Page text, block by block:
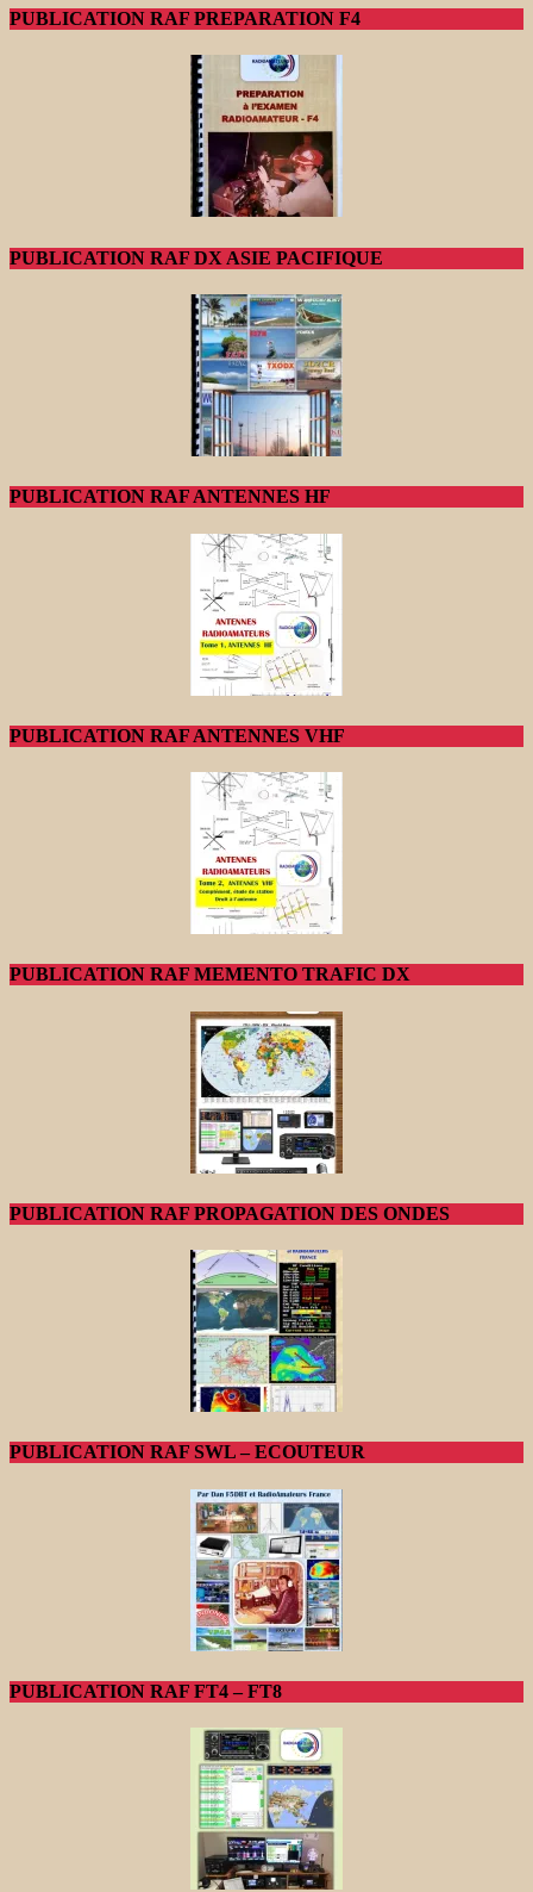
PUBLICATION RAF PREPARATION F4
PUBLICATION RAF DX ASIE PACIFIQUE
PUBLICATION RAF ANTENNES HF
PUBLICATION RAF ANTENNES VHF
PUBLICATION RAF MEMENTO TRAFIC DX
PUBLICATION RAF PROPAGATION DES ONDES
PUBLICATION RAF SWL – ECOUTEUR
PUBLICATION RAF FT4 – FT8